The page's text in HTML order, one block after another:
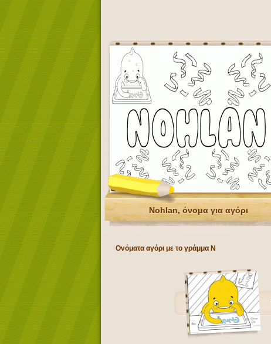
Nohlan, όνομα για αγόρι
Ονόματα αγόρι με το γράμμα N